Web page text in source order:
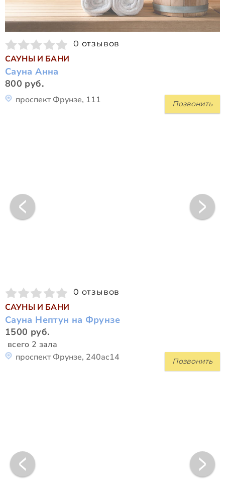
0 отзывов
САУНЫ И БАНИ
Сауна Анна
800 руб.
Позвонить
проспект Фрунзе, 111
0 отзывов
САУНЫ И БАНИ
Сауна Нептун на Фрунзе
1500 руб.
всего 2 зала
Позвонить
проспект Фрунзе, 240ас14